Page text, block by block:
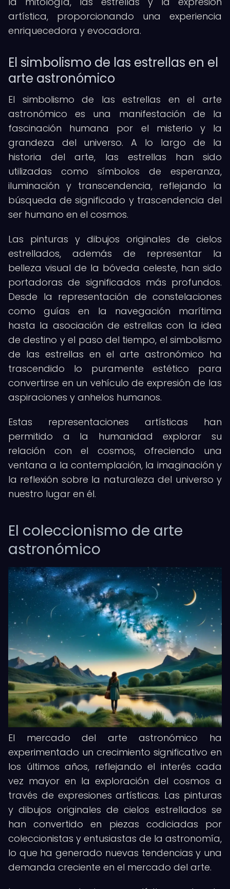
artística, proporcionando una experiencia
enriquecedora y evocadora.
El simbolismo de las estrellas en el
arte astronómico
El simbolismo de las estrellas en el arte
astronómico es una manifestación de la
fascinación humana por el misterio y la
grandeza del universo. A lo largo de la
historia del arte, las estrellas han sido
utilizadas como símbolos de esperanza,
iluminación y transcendencia, reflejando la
búsqueda de significado y trascendencia del
ser humano en el cosmos.
Las pinturas y dibujos originales de cielos
estrellados, además de representar la
belleza visual de la bóveda celeste, han sido
portadoras de significados más profundos.
Desde la representación de constelaciones
como guías en la navegación marítima
hasta la asociación de estrellas con la idea
de destino y el paso del tiempo, el simbolismo
de las estrellas en el arte astronómico ha
trascendido lo puramente estético para
convertirse en un vehículo de expresión de las
aspiraciones y anhelos humanos.
Estas representaciones artísticas han
permitido a la humanidad explorar su
relación con el cosmos, ofreciendo una
ventana a la contemplación, la imaginación y
la reflexión sobre la naturaleza del universo y
nuestro lugar en él.
El coleccionismo de arte
astronómico
El mercado del arte astronómico ha
experimentado un crecimiento significativo en
los últimos años, reflejando el interés cada
vez mayor en la exploración del cosmos a
través de expresiones artísticas. Las pinturas
y dibujos originales de cielos estrellados se
han convertido en piezas codiciadas por
coleccionistas y entusiastas de la astronomía,
lo que ha generado nuevas tendencias y una
demanda creciente en el mercado del arte.